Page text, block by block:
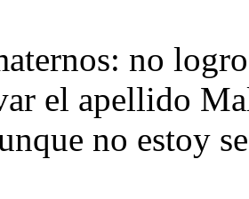
no
el apellido
no estoy